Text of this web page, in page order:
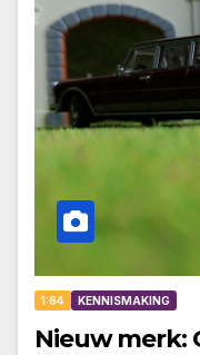
1:64 KENNISMAKING
Nieuw merk: